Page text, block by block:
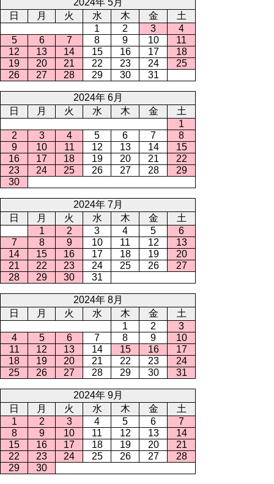
日
月 火 水 木 金
土
1
2 3
4
5
6 7 8 9 10
11
12
13 14 15 16 17
18
19
20 21 22 23 24
25
26
27 28 29 30 31
2024年 6月
日
月 火 水 木 金
土
1
2
3 4 5 6 7
8
9
10 11 12 13 14
15
16
17 18 19 20 21
22
23
24 25 26 27 28
29
30
2024年 7月
日
月 火 水 木 金
土
1
2 3 4 5
6
7
8 9 10 11 12
13
14
15 16 17 18 19
20
21
22 23 24 25 26
27
28
29 30 31
2024年 8月
日
月 火 水 木 金
土
1
2
3
4
5 6 7 8 9
10
11
12 13 14 15 16
17
18
19 20 21 22 23
24
25
26 27 28 29 30 31
2024年 9月
日
月 火 水 木 金
土
1
2 3 4 5 6
7
8
9 10 11 12 13
14
15
16 17 18 19 20
21
22
23 24 25 26 27
28
29
30